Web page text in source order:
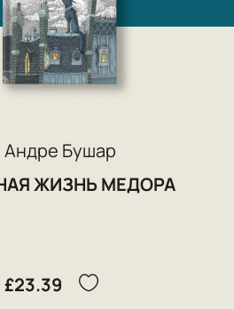
Андре Бушар
ЖИЗНЬ МЕДОРА
£23.39